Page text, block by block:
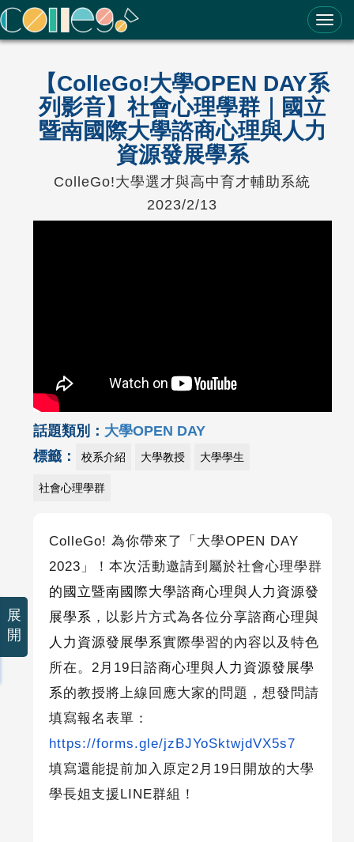
ColleGo! 大學選才與高中育才輔助系統
【ColleGo!大學OPEN DAY系
列影音】社會心理學群｜國立
暨南國際大學諮商心理與人力
資源發展學系
ColleGo!大學選才與高中育才輔助系統
2023/2/13
話題類別： 大學OPEN DAY
標籤：
校系介紹 大學教授 大學學生
社會心理學群
ColleGo! 為你帶來了「大學OPEN DAY
2023 」！本次活動邀請到屬於社會心理學群
的國立暨南國際大學諮商心理與人力資源發
展學系 ，以影片方式為各位分享諮商心理與
人力資源發展學系實際學習的內容以及特色
所在。 2 月 19 日 諮商心理與人力資源發展學
系的教授將上線回應大家的問題，想發問請
填寫報名表單：
https://forms.gle/jzBJYoSktwjdVX5s7
填寫還能提前加入原定2 月 19 日開放的大學
學長姐支援 LINE群組！
展
開